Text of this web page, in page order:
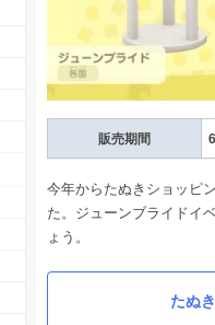
販売期間
今年からたぬきショッピ
た。ジューンブライドイ
ょう。
たぬ